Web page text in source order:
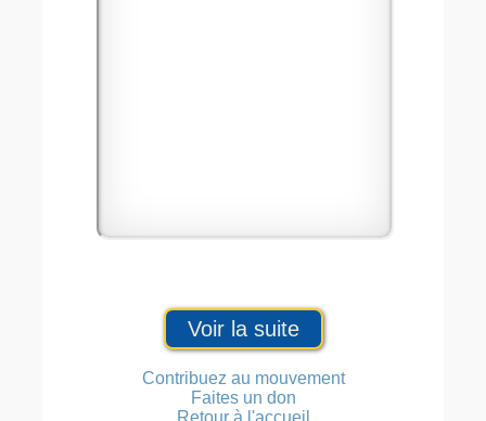
Voir la suite
Contribuez au mouvement
Faites un don
Retour à l'accueil